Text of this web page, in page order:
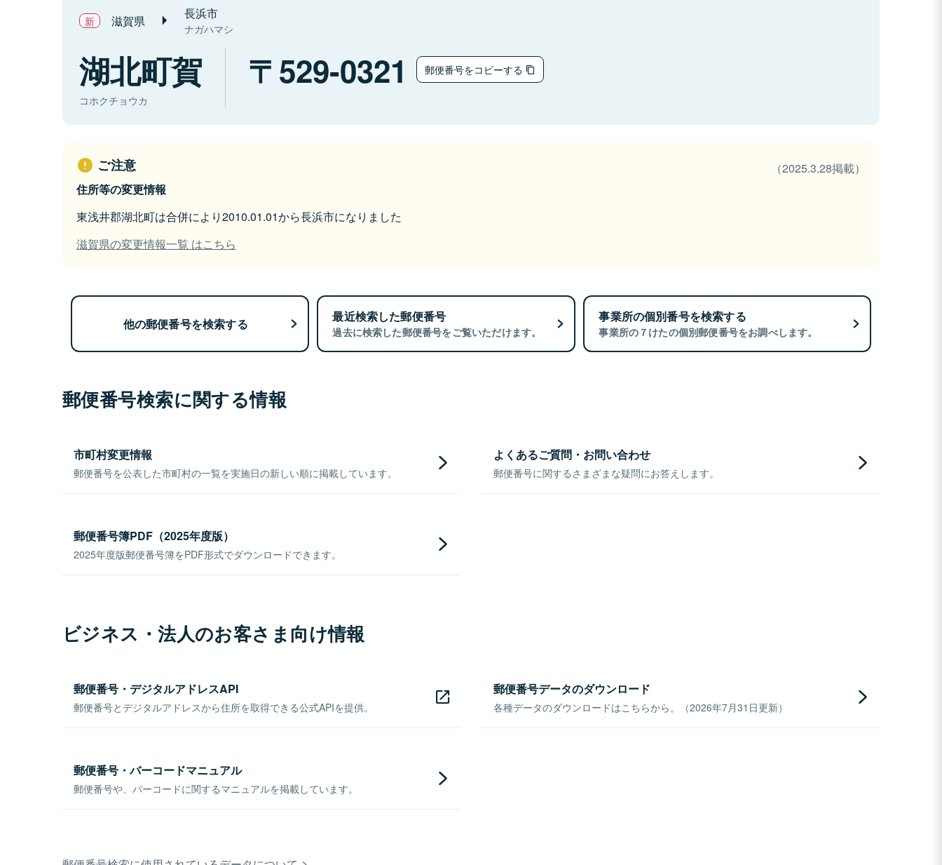
滋賀県 長浜市
ナガハマシ
湖北町賀
コホクチョウカ
529-0321 郵便番号をコピーする
ご注意
（2025.3.28掲載）
住所等の変更情報
東浅井郡湖北町は合併により2010.01.01から長浜市になりました
滋賀県の変更情報一覧 はこちら
他の郵便番号を検索する 最近検索した郵便番号
過去に検索した郵便番号をご覧いただけます。
事業所の個別番号を検索する
事業所の７けたの個別郵便番号をお調べします。
郵便番号検索に関する情報
市町村変更情報
郵便番号を公表した市町村の一覧を実施日の新しい順に掲載しています。
よくあるご質問・お問い合わせ
郵便番号に関するさまざまな疑問にお答えします。
郵便番号簿PDF（2025年度版）
2025年度版郵便番号簿をPDF形式でダウンロードできます。
ビジネス・法人のお客さま向け情報
郵便番号・デジタルアドレスAPI
郵便番号とデジタルアドレスから住所を取得できる公式APIを提供。
郵便番号データのダウンロード
各種データのダウンロードはこちらから。（2026年7月31日更新）
郵便番号・バーコードマニュアル
郵便番号や、バーコードに関するマニュアルを掲載しています。